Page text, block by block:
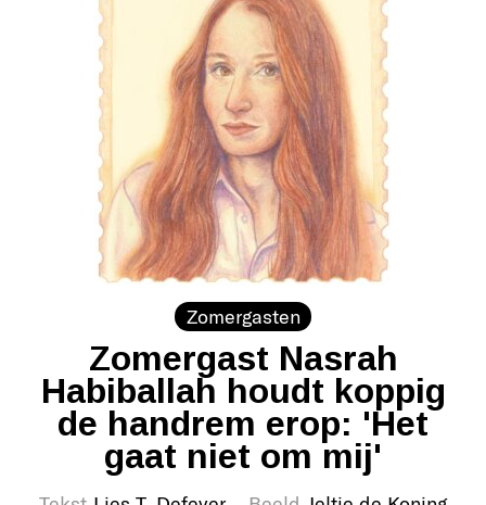
Zomergasten
Zomergast Nasrah
Habiballah houdt koppig
de handrem erop: 'Het
gaat niet om mij'